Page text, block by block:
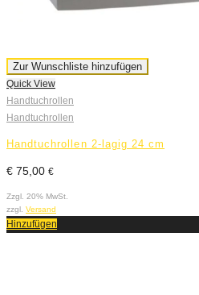
Zur Wunschliste hinzufügen
Quick View
Handtuchrollen
Handtuchrollen
Handtuchrollen 2-lagig 24 cm
€ 75,00 €
Zzgl. 20% MwSt.
zzgl. Versand
Hinzufügen